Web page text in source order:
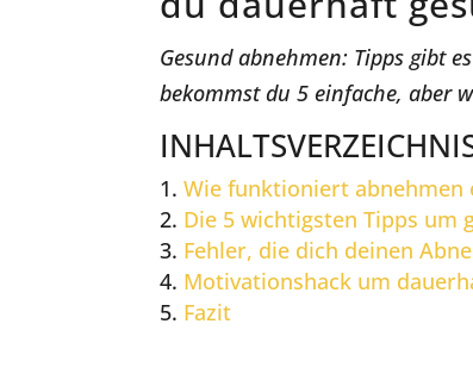
Gesund abnehmen: Tipps gibt
bekommst du 5 einfache, aber
Wie funktioniert abnehmen
Die 5 wichtigsten Tipps um
Fehler, die dich deinen
Motivationshack um
Fazit